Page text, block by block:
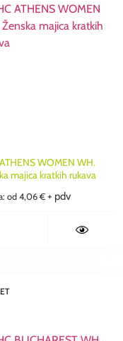
WOMEN WH.
majica kratkih rukava
od 4,06 € + pdv